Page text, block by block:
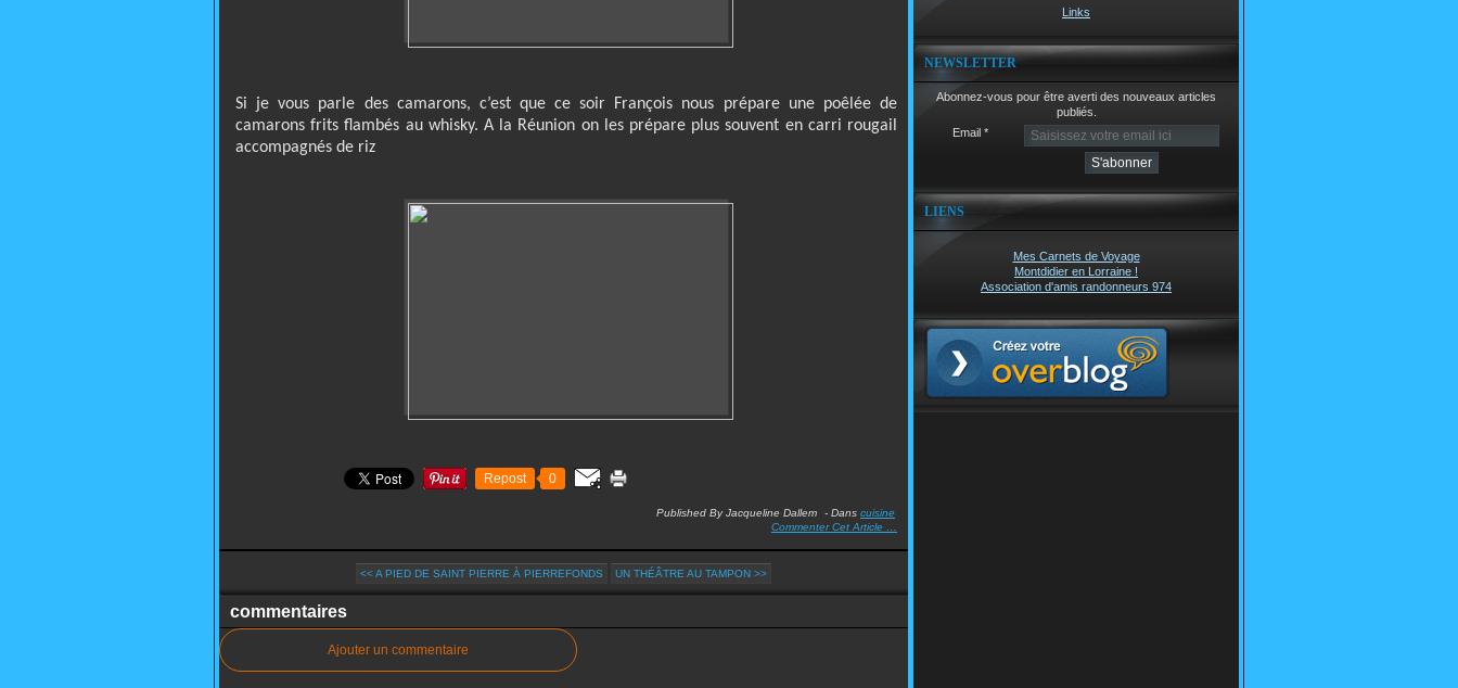
Si je vous parle des camarons, c’est que ce soir François nous prépare une poêlée de
camarons frits flambés au whisky. A la Réunion on les prépare plus souvent en carri rougail
accompagnés de riz
Repost 0
Published By Jacqueline Dallem - Dans cuisine
Commenter Cet Article
<< A PIED DE SAINT PIERRE À PIERREFONDS UN THÉÂTRE AU TAMPON >>
commentaires
Ajouter un commentaire
Links
NEWSLETTER
Abonnez-vous pour être averti des nouveaux articles
publiés.
Email
LIENS
Mes Carnets de Voyage
Montdidier en Lorraine !
Association d'amis randonneurs 974